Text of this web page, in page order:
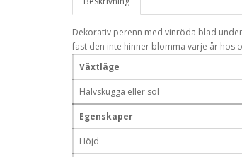
Dekorativ perenn med vinröda blad
fast den inte hinner blomma varje år hos
Växtläge
Halvskugga eller sol
Egenskaper
Höjd